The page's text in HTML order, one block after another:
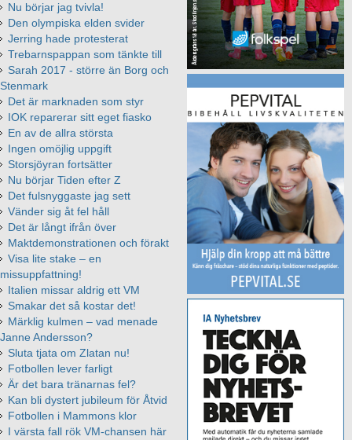
Nu börjar jag tvivla!
Den olympiska elden svider
Jerring hade protesterat
Trebarnspappan som tänkte till
Sarah 2017 - större än Borg och
Stenmark
Det är marknaden som styr
IOK reparerar sitt eget fiasko
En av de allra största
Ingen omöjlig uppgift
Storsjöyran fortsätter
Nu börjar Tiden efter Z
Det fulsnyggaste jag sett
Vänder sig åt fel håll
Det är långt ifrån över
Maktdemonstrationen och förakt
Visa lite stake – en
missuppfattning!
Italien missar aldrig ett VM
Smakar det så kostar det!
Märklig kulmen – vad menade
Janne Andersson?
Sluta tjata om Zlatan nu!
Fotbollen lever farligt
Är det bara tränarnas fel?
Kan bli dystert jubileum för Åtvid
Fotbollen i Mammons klor
I värsta fall rök VM-chansen här